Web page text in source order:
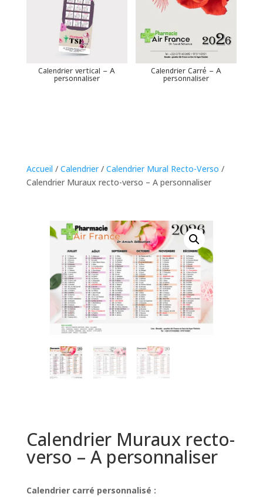
Calendrier vertical – A
personnaliser
Calendrier Carré – A
personnaliser
Accueil / Calendrier/ Calendrier Mural Recto-Verso /
Calendrier Muraux recto-verso – A personnaliser
Calendrier Muraux recto-
verso – A personnaliser
Calendrier carré personnalisé :